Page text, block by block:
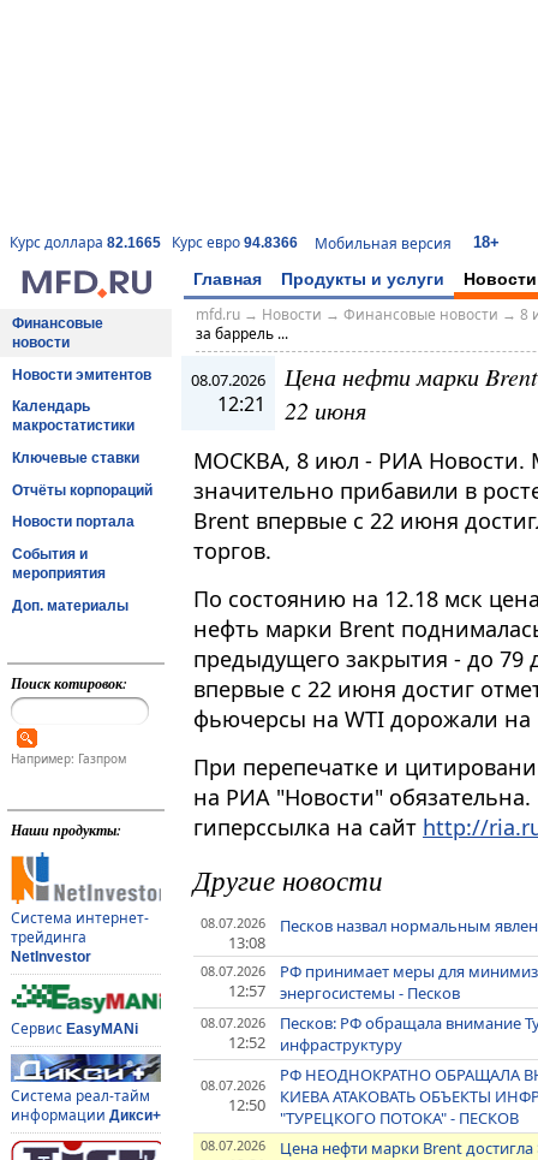
Курс доллара 82.1665 Курс евро 94.8366 Мобильная версия 18+
Главная Продукты и услуги Новости
Финансовые
новости
Новости эмитентов
Календарь
макростатистики
Ключевые ставки
Отчёты корпораций
Новости портала
События и
мероприятия
Доп. материалы
Поиск котировок:
Например: Газпром
Наши продукты:
Система интернет-
трейдинга
NetInvestor
Сервис EasyMANi
Система реал-тайм
информации Дикси+
mfd.ru→ Новости → Финансовые новости → 8
за баррель ...
08.07.2026
12:21
Цена нефти марки Brent
22 июня
МОСКВА, 8 июл - РИА Новости.
значительно прибавили в
Brent впервые с 22 июня
торгов.
По состоянию на 12​​​.18 мск
нефть марки Brent
предыдущего закрытия - до 79
впервые с 22 июня достиг
фьючерсы на WTI дорожали на
При перепечатке и
на РИА "Новости"
гиперссылка на сайт http://
Другие новости
08.07.2026
13:08
Песков назвал нормальным
08.07.2026
12:57
РФ принимает меры для
энергосистемы - Песков
08.07.2026
12:52
Песков: РФ обращала внимание
инфраструктуру
08.07.2026
12:50
РФ НЕОДНОКРАТНО ОБРАЩАЛА
КИЕВА АТАКОВАТЬ ОБЪЕКТЫ
"ТУРЕЦКОГО ПОТОКА" - ПЕСКОВ
08.07.2026 Цена нефти марки Brent